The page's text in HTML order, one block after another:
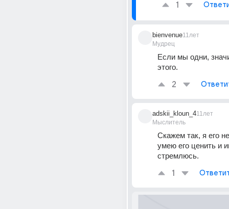
1
bienvenue
Мудрец
11лет
Если мы одни,
этого.
2
adskii_kloun_4
Мыслитель
11лет
Скажем так, я его
умею его ценить и
стремлюсь.
1